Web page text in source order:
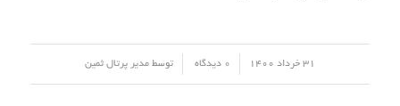
31 خرداد 1400 / 0 دیدگاه توسط مدیر پرتال ثمین